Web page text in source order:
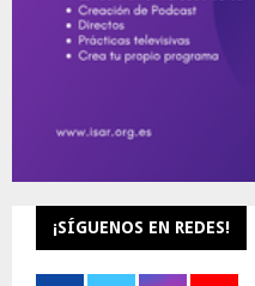
¡SÍGUENOS EN REDES!